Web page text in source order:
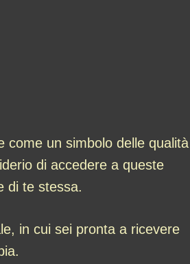
come un simbolo delle qualità
di accedere a queste
di te stessa.
in cui sei pronta a ricevere